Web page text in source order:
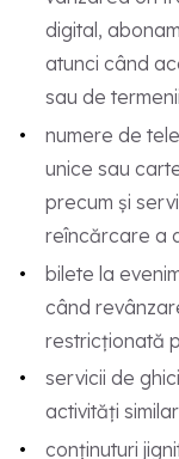
digital,
atunci când
sau de
numere de
unice sau
precum și
reîncărcare a
bilete la
când
restricționată
servicii de
activități
conținuturi